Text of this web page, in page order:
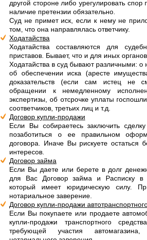
другой стороне либо урегулировать
наличие претензии обязательно.
Суд не примет иск, если к нему не
том, что она направлялась ответчику.
Ходатайства
Ходатайства составляются для
приставов. Бывает, что и для иных
Ходатайства в суд бывают различными: о
об обеспечении иска (аресте
доказательств (если сам истец не
обращении к немедленному
экспертизы, об отсрочке уплаты
соответчиков, третьих лиц и т.д.
Договор купли-продажи
Если Вы собираетесь заключить
позаботиться о ее правильном
договора. Иначе Вы рискуете остаться
интересов.
Договор займа
Если Вы даете или берете в долг
для Вас Договор займа и Расписку в
который имеет юридическую силу.
нотариальное заверение.
Договор купли-продажи
Если Вы покупаете или продаете
купли-продажи транспортного
требующей участия